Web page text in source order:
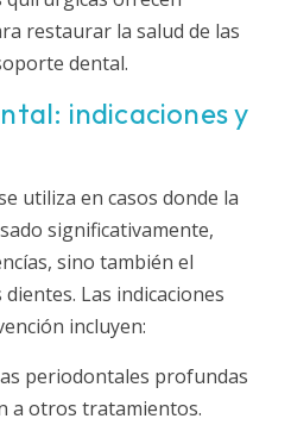
restaurar la salud de las
dental.
indicaciones y
utiliza en casos donde la
significativamente,
sino también el
Las indicaciones
incluyen:
periodontales profundas
a otros tratamientos.